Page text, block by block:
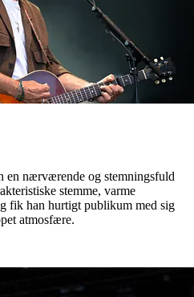
en nærværende og stemningsfuld
stemme, varme
fik han hurtigt publikum med sig
atmosfære.